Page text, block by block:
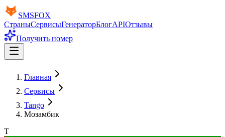
SMSFOX
СтраныСервисыГенераторБлогAPIОтзывы
Получить номер
Главная
Сервисы
Tango
Мозамбик
T